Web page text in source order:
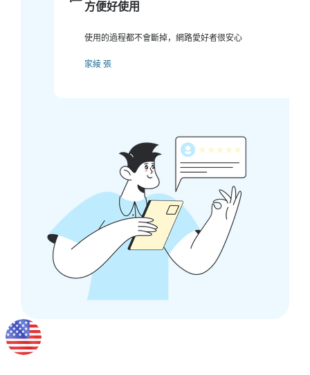
方便好使用
使用的過程都不會斷掉，網路愛好者很安心
家綾 張